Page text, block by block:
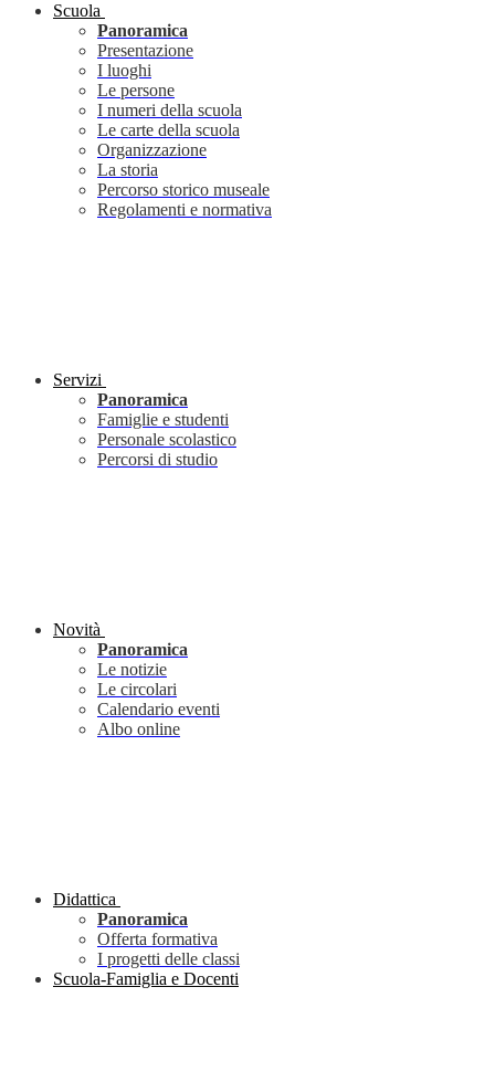
Scuola
Panoramica
Presentazione
I luoghi
Le persone
I numeri della scuola
Le carte della scuola
Organizzazione
La storia
Percorso storico museale
Regolamenti e normativa
Servizi
Panoramica
Famiglie e studenti
Personale scolastico
Percorsi di studio
Novità
Panoramica
Le notizie
Le circolari
Calendario eventi
Albo online
Didattica
Panoramica
Offerta formativa
I progetti delle classi
Scuola-Famiglia e Docenti